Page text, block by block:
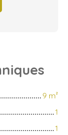
9 m²
1
1